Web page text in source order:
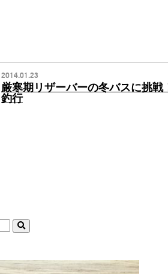
2014.01.23
厳寒期リザーバーの冬バスに挑戦
釣行
検
索